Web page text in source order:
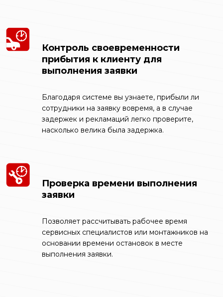
Контроль своевременности
прибытия к клиенту для
выполнения заявки
Благодаря системе вы узнаете, прибыли ли
сотрудники на заявку вовремя, а в случае
задержек и рекламаций легко проверите,
насколько велика была задержка.
Проверка времени выполнения
заявки
Позволяет рассчитывать рабочее время
сервисных специалистов или монтажников на
основании времени остановок в месте
выполнения заявки.